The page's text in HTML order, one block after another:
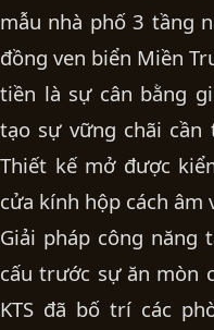
mẫu nhà phố 3 tầng
đồng ven biển Miền
tiền là sự cân bằng
tạo sự vững chãi
Thiết kế mở được
cửa kính hộp cách âm
Giải pháp công năng
cấu trước sự ăn mòn
KTS đã bố trí các